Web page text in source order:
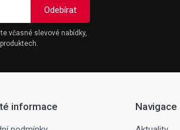
včasné slevové nabídky,
informace Navigace